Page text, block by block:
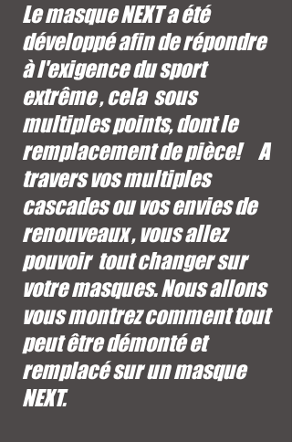
Le masque NEXT a été
développé afin de répondre
à l'exigence du sport
extrême , cela sous
multiples points, dont le
remplacement de pièce! A
travers vos multiples
cascades ou vos envies de
renouveaux , vous allez
pouvoir tout changer sur
votre masques. Nous allons
vous montrez comment tout
peut être démonté et
remplacé sur un masque
NEXT.